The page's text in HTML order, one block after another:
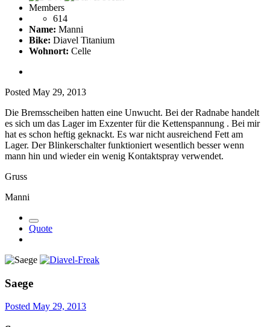
Members
614
Name: Manni
Bike: Diavel Titanium
Wohnort: Celle
Posted May 29, 2013
Die Bremsscheiben hatten eine Unwucht. Bei der Radnabe handelt
es sich um das Lager im Exzenter für die Kettenspannung . Bei mir
hat es schon heftig geknackt. Es war nicht ausreichend Fett am
Lager. Der Blinkerschalter funktioniert wesentlich besser wenn
mann hin und wieder ein wenig Kontaktspray verwendet.
Gruss
Manni
Quote
Saege
Posted May 29, 2013